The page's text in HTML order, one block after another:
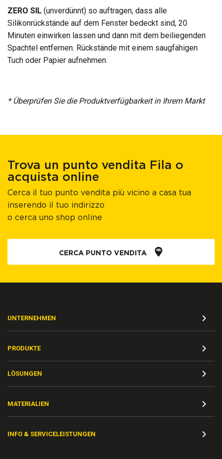
ZERO SIL (unverdünnt) so auftragen, dass alle
Silikonrückstände auf dem Fenster bedeckt sind, 20
Minuten einwirken lassen und dann mit dem beiliegenden
Spachtel entfernen. Rückstände mit einem saugfähigen
Tuch oder Papier aufnehmen.
* Überprüfen Sie die Produktverfügbarkeit in Ihrem Markt
Trova un punto vendita Fila o
acquista online
Cerca il tuo punto vendita più vicino a casa tua
inserendo il tuo indirizzo
o cerca uno shop online
CERCA PUNTO VENDITA
UNTERNEHMEN
PRODUKTE
LÖSUNGEN
MATERIALIEN
INFO & SERVICELEISTUNGEN